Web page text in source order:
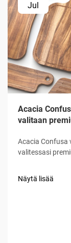
Jul
Acacia
valitaan
Acacia Confusa
valitessasi
kuitenkaan ole
Näytä lisää